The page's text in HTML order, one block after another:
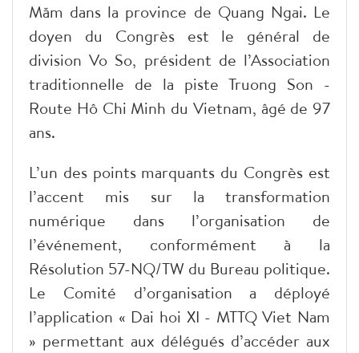
Măm dans la province de Quang Ngai. Le
doyen du Congrès est le général de
division Vo So, président de l’Association
traditionnelle de la piste Truong Son -
Route Hô Chi Minh du Vietnam, âgé de 97
ans.
L’un des points marquants du Congrès est
l’accent mis sur la transformation
numérique dans l’organisation de
l’événement, conformément à la
Résolution 57-NQ/TW du Bureau politique.
Le Comité d’organisation a déployé
l’application « Dai hoi XI - MTTQ Viet Nam
» permettant aux délégués d’accéder aux